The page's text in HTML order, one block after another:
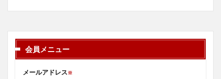
会員メニュー
メールアドレス※